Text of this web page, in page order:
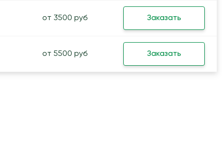
от 3500 руб Заказать
от 5500 руб Заказать